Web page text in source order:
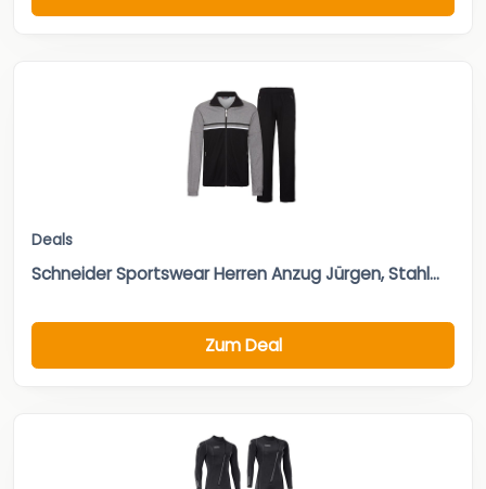
Deals
Schneider Sportswear Herren Anzug Jürgen, Stahl...
Zum Deal